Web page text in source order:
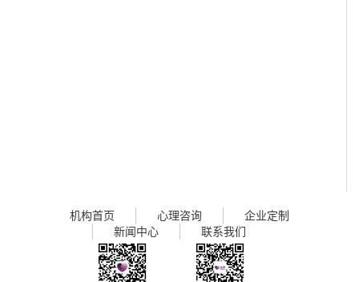
机构首页 心理咨询
企业定制
新闻中心
联系我们